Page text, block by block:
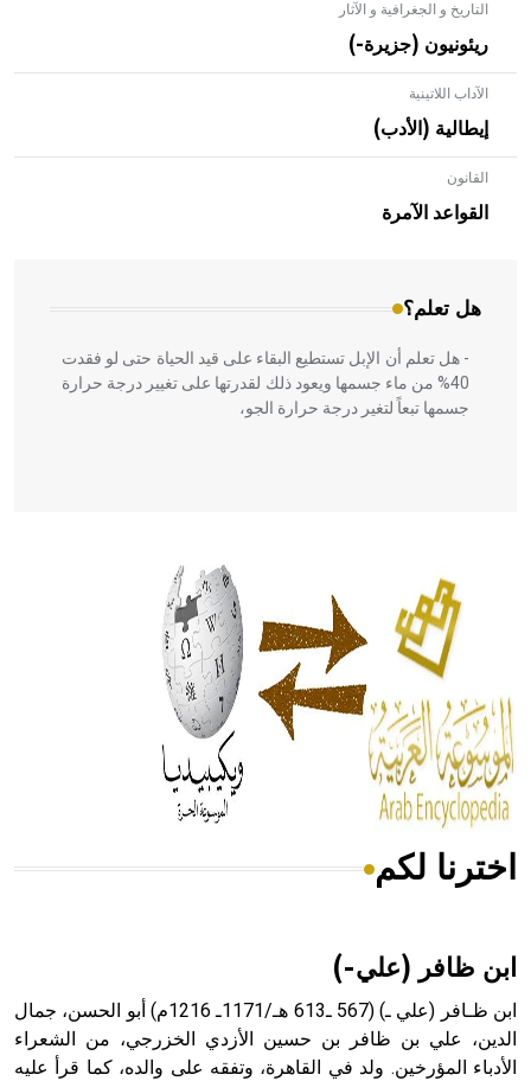
التاريخ و الجغرافية و الآثار
ريئونيون (جزيرة-)
الآداب اللاتينية
إيطالية (الأدب)
القانون
القواعد الآمرة
هل تعلم؟
- هل تعلم أن الأبلق نوع من الفنون الهندسية التي ارتبطت
بالعمارة الإسلامية في بلاد الشام ومصر خاصة، حيث يحرص
المعمار على بناء مداميكه وخاصة في الواجهات
- هل تعلم أن الإبل تستطيع البقاء على قيد الحياة حتى لو فقدت
40% من ماء جسمها ويعود ذلك لقدرتها على تغيير درجة حرارة
جسمها تبعاً لتغير درجة حرارة الجو،
الحكم، الأدلة، تنظيم التغذية، ورسالته في جروح الرأس. ويعود
له الفضل بأنه حرر الطب من الدين والفلسفة.
- هل تعلم أن المرجان إفراز حيواني يتكون في البحر ويتركب
من مادة كربونات الكلسيوم، وهو أحمر أو شديد الحمرة وهو
أجود أنواعه، ويمتاز بكبر الحجم ويسمى الش
هل تعلم أن الأبسيد كلمة فرنسية اللفظ تم اعتمادها مصطلحاً
- هل تعلم أن أبجر Abgar اسم معروف جيداً يعود إلى عدد من
اخترنا لكم
ابن ظافر (علي-)
ابن ظـافر (علي ـ) (567 ـ613 هـ/1171ـ 1216م) أبو الحسن، جمال
الدين، علي بن ظافر بن حسين الأزدي الخزرجي، من الشعراء
الأدباء المؤرخين. ولد في القاهرة، وتفقه على والده، كما قرأ عليه